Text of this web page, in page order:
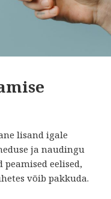
lisand igale
ja naudingu
eelised,
võib pakkuda.